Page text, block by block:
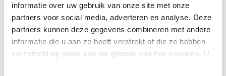
informatie over uw gebruik van onze site met onze
partners voor social media, adverteren en analyse. Deze
partners kunnen deze gegevens combineren met andere
informatie die u aan ze heeft verstrekt of die ze hebben
verzameld op basis van uw gebruik van hun services. U
Add to cart
Need help? Get in touch